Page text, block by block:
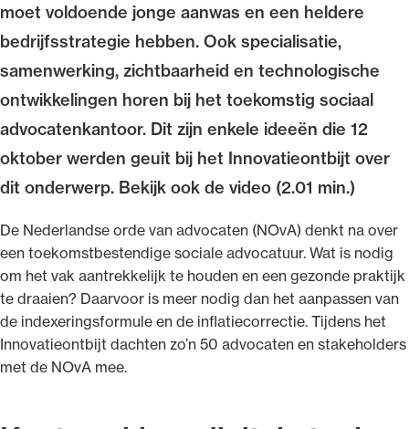
moet voldoende jonge aanwas en een heldere
bedrijfsstrategie hebben. Ook specialisatie,
samenwerking, zichtbaarheid en technologische
ontwikkelingen horen bij het toekomstig sociaal
advocatenkantoor. Dit zijn enkele ideeën die 12
oktober werden geuit bij het Innovatieontbijt over
dit onderwerp. Bekijk ook de video (2.01 min.)
De Nederlandse orde van advocaten (NOvA) denkt na over
een toekomstbestendige sociale advocatuur. Wat is nodig
om het vak aantrekkelijk te houden en een gezonde praktijk
te draaien? Daarvoor is meer nodig dan het aanpassen van
de indexeringsformule en de inflatiecorrectie. Tijdens het
Innovatieontbijt dachten zo’n 50 advocaten en stakeholders
met de NOvA mee.
Ondersteuning voor advocaten bij hun
beroepsuitoefening: van de advocatenpas tot
het rechtsgebiedenregister en